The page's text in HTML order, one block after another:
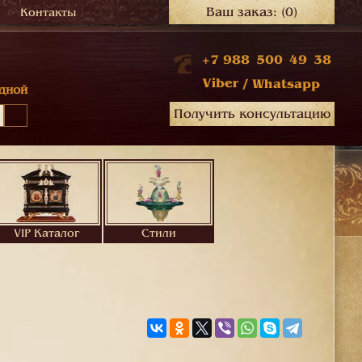
Контакты Ваш заказ:(0)
+7 988 500 49 38
Viber / Whatsapp
Получить консультацию
VIP Каталог Стили